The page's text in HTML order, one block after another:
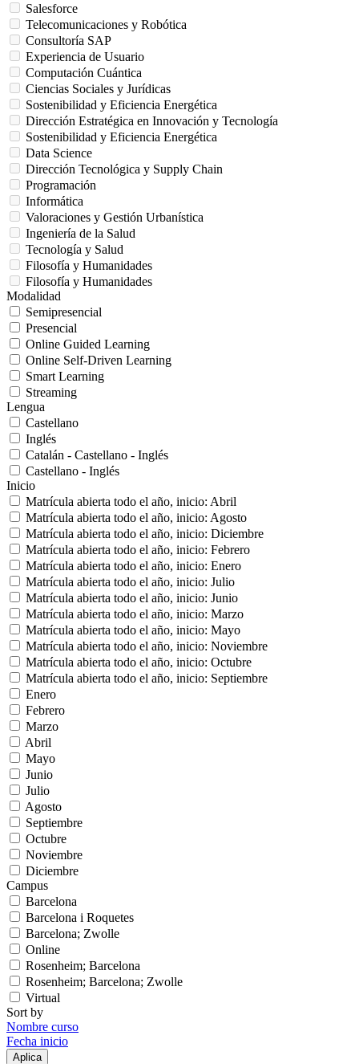
Salesforce
Telecomunicaciones y Robótica
Consultoría SAP
Experiencia de Usuario
Computación Cuántica
Ciencias Sociales y Jurídicas
Sostenibilidad y Eficiencia Energética
Dirección Estratégica en Innovación y Tecnología
Sostenibilidad y Eficiencia Energética
Data Science
Dirección Tecnológica y Supply Chain
Programación
Informática
Valoraciones y Gestión Urbanística
Ingeniería de la Salud
Tecnología y Salud
Filosofía y Humanidades
Filosofía y Humanidades
Modalidad
Semipresencial
Presencial
Online Guided Learning
Online Self-Driven Learning
Smart Learning
Streaming
Lengua
Castellano
Inglés
Catalán - Castellano - Inglés
Castellano - Inglés
Inicio
Matrícula abierta todo el año, inicio: Abril
Matrícula abierta todo el año, inicio: Agosto
Matrícula abierta todo el año, inicio: Diciembre
Matrícula abierta todo el año, inicio: Febrero
Matrícula abierta todo el año, inicio: Enero
Matrícula abierta todo el año, inicio: Julio
Matrícula abierta todo el año, inicio: Junio
Matrícula abierta todo el año, inicio: Marzo
Matrícula abierta todo el año, inicio: Mayo
Matrícula abierta todo el año, inicio: Noviembre
Matrícula abierta todo el año, inicio: Octubre
Matrícula abierta todo el año, inicio: Septiembre
Enero
Febrero
Marzo
Abril
Mayo
Junio
Julio
Agosto
Septiembre
Octubre
Noviembre
Diciembre
Campus
Barcelona
Barcelona i Roquetes
Barcelona; Zwolle
Online
Rosenheim; Barcelona
Rosenheim; Barcelona; Zwolle
Virtual
Sort by
Nombre curso
Fecha inicio